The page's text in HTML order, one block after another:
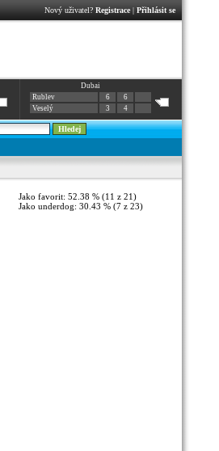
Nový uživatel? Registrace| Přihlásit se
Dubai
Rublev
6
6
Veselý
3 4
Jako favorit: 52.38 % (11 z 21)
Jako underdog: 30.43 % (7 z 23)